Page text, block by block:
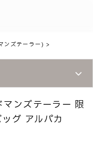
ンズテーラー) >
ンズテーラー 限
グ アルパカ